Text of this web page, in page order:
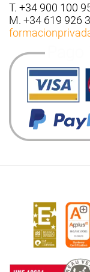
T. +34 900 100
M. +34 619 926